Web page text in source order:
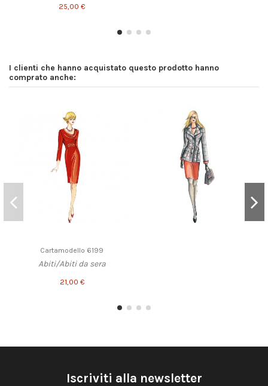
25,00 €
I clienti che hanno acquistato questo prodotto hanno
comprato anche:
Cartamodello 6199
Abiti/Abiti da sera
21,00 €
Iscriviti alla newsletter